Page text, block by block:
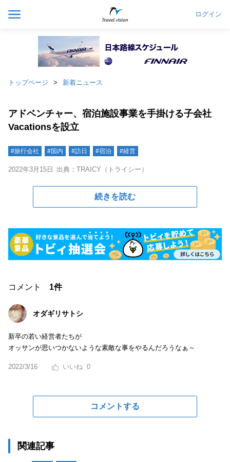
ログイン
トップページ 新着ニュース
アドベンチャー、宿泊施設事業を手掛ける子会社
Vacationsを設立
#旅行会社 #国内 #訪日 #宿泊 #経営
2022年3月15日 出典：TRAICY（トライシー）
続きを読む
コメント 1件
オダギリサトシ
新卒の若い経営者たちが
オッサンが思いつかないような素敵な事をやるんだろうなぁ～
2022/3/16 0
コメントする
関連記事